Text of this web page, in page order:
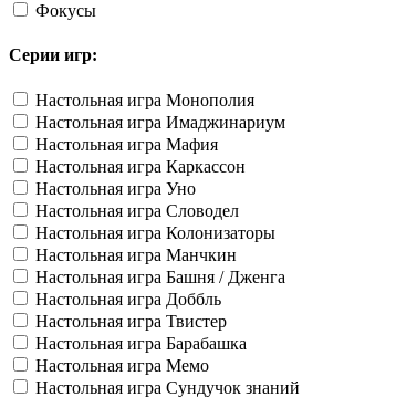
Фокусы
Серии игр:
Настольная игра Монополия
Настольная игра Имаджинариум
Настольная игра Мафия
Настольная игра Каркассон
Настольная игра Уно
Настольная игра Словодел
Настольная игра Колонизаторы
Настольная игра Манчкин
Настольная игра Башня / Дженга
Настольная игра Доббль
Настольная игра Твистер
Настольная игра Барабашка
Настольная игра Мемо
Настольная игра Сундучок знаний